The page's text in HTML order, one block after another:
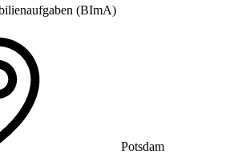
(BImA)
Potsdam